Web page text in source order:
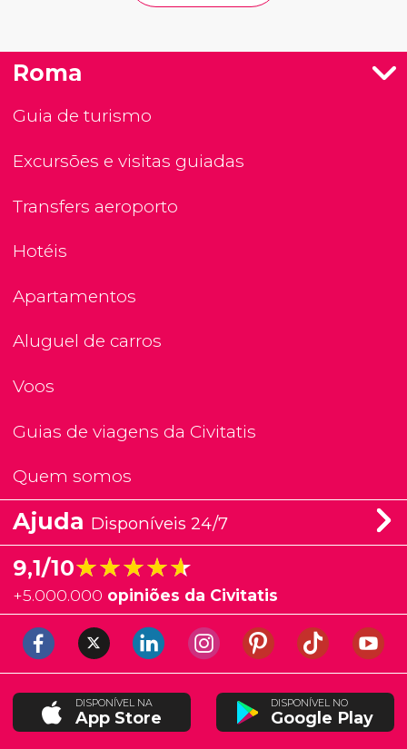
Roma
Guia de turismo
Excursões e visitas guiadas
Transfers aeroporto
Hotéis
Apartamentos
Aluguel de carros
Voos
Guias de viagens da Civitatis
Quem somos
Ajuda Disponíveis 24/7
9,1/10★★★★★
★★★★★
+5.000.000 opiniões da Civitatis
DISPONÍVEL NA
App Store
DISPONÍVEL NO
Google Play